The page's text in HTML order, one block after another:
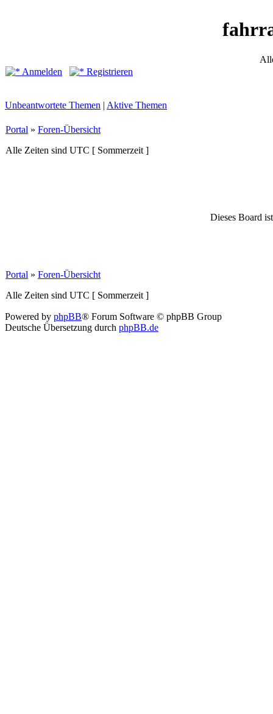
Anmelden
Registrieren
Unbeantwortete Themen | Aktive Themen
Portal » Foren-Übersicht
Alle Zeiten sind UTC [ Sommerzeit ]
Dieses Board
Portal » Foren-Übersicht
Alle Zeiten sind UTC [ Sommerzeit ]
Powered by phpBB® Forum Software © phpBB Group
Deutsche Übersetzung durch phpBB.de